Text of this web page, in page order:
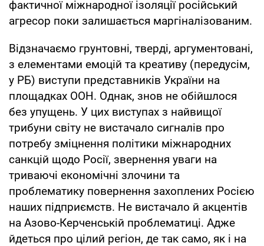
фактичної міжнародної ізоляції російський
агресор поки залишається маргіналізованим.
Відзначаємо грунтовні, тверді, аргументовані,
з елементами емоцій та креативу (передусім,
у РБ) виступи представників України на
площадках ООН. Однак, знов не обійшлося
без упущень. У цих виступах з найвищої
трибуни світу не вистачало сигналів про
потребу зміцнення політики міжнародних
санкцій щодо Росії, звернення уваги на
триваючі економічні злочини та
проблематику повернення захоплених Росією
наших підприємств. Не вистачало й акцентів
на Азово-Керченській проблематиці. Адже
йдеться про цілий регіон, де так само, як і на